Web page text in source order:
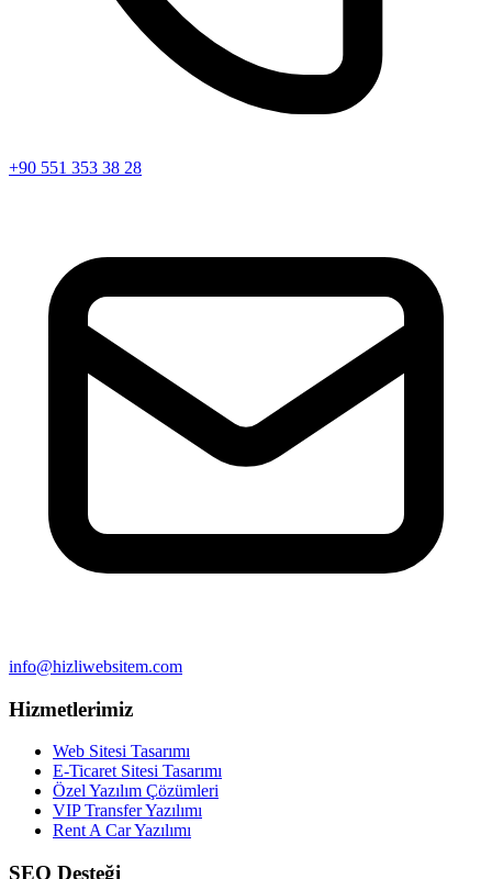
+90 551 353 38 28
info@hizliwebsitem.com
Hizmetlerimiz
Web Sitesi Tasarımı
E-Ticaret Sitesi Tasarımı
Özel Yazılım Çözümleri
VIP Transfer Yazılımı
Rent A Car Yazılımı
SEO Desteği